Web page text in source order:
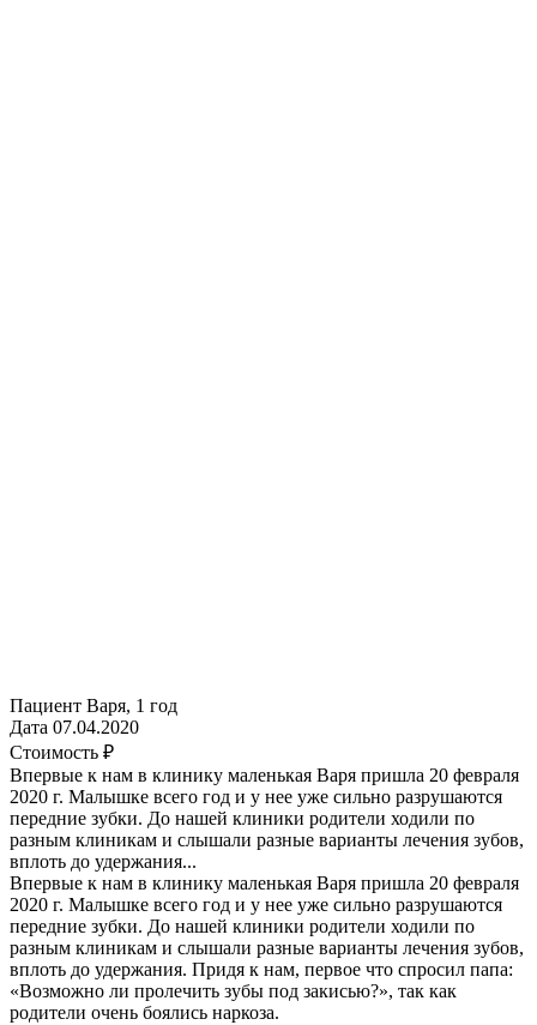
Пациент Варя, 1 год
Дата 07.04.2020
Стоимость ₽
Впервые к нам в клинику маленькая Варя пришла 20 февраля
2020 г. Малышке всего год и у нее уже сильно разрушаются
передние зубки. До нашей клиники родители ходили по
разным клиникам и слышали разные варианты лечения зубов,
вплоть до удержания...
Впервые к нам в клинику маленькая Варя пришла 20 февраля
2020 г. Малышке всего год и у нее уже сильно разрушаются
передние зубки. До нашей клиники родители ходили по
разным клиникам и слышали разные варианты лечения зубов,
вплоть до удержания. Придя к нам, первое что спросил папа:
«Возможно ли пролечить зубы под закисью?», так как
родители очень боялись наркоза.